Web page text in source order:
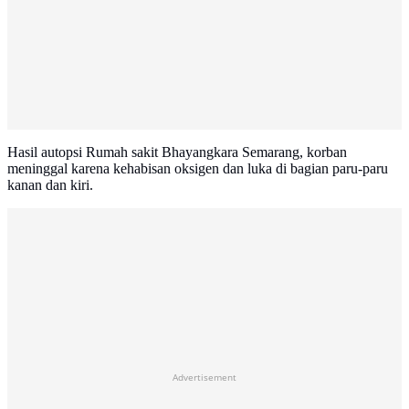
Hasil autopsi Rumah sakit Bhayangkara Semarang, korban
meninggal karena kehabisan oksigen dan luka di bagian paru-paru
kanan dan kiri.
Advertisement